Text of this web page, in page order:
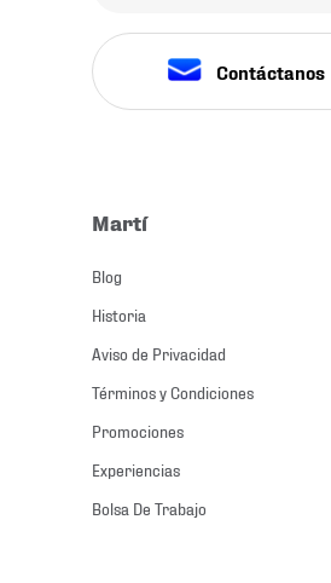
Contáctanos
Martí
Blog
Historia
Aviso de Privacidad
Términos y Condiciones
Promociones
Experiencias
Bolsa De Trabajo